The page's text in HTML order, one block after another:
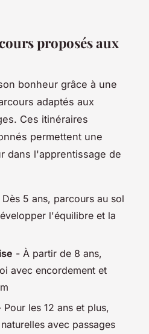
proposés aux
bonheur grâce à une
adaptés aux
Ces itinéraires
permettent une
dans l'apprentissage de
Dès 5 ans, parcours au sol
l'équilibre et la
- À partir de 8 ans,
avec encordement et
Pour les 12 ans et plus,
avec passages